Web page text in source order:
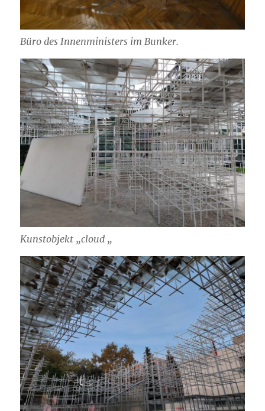
Büro des Innenministers im Bunker.
Kunstobjekt „cloud „